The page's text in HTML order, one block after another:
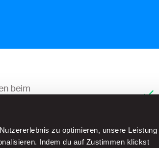
zu optimieren, unsere Leistung
Indem du auf Zustimmen klickst
beim